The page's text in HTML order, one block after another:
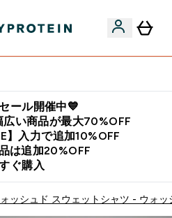
ール開催中💙
広い商品が最大70%OFF
】入力で追加10%OFF
は追加20%OFF
ぐ購入
ッシュド スウェットシャツ - ウォッ